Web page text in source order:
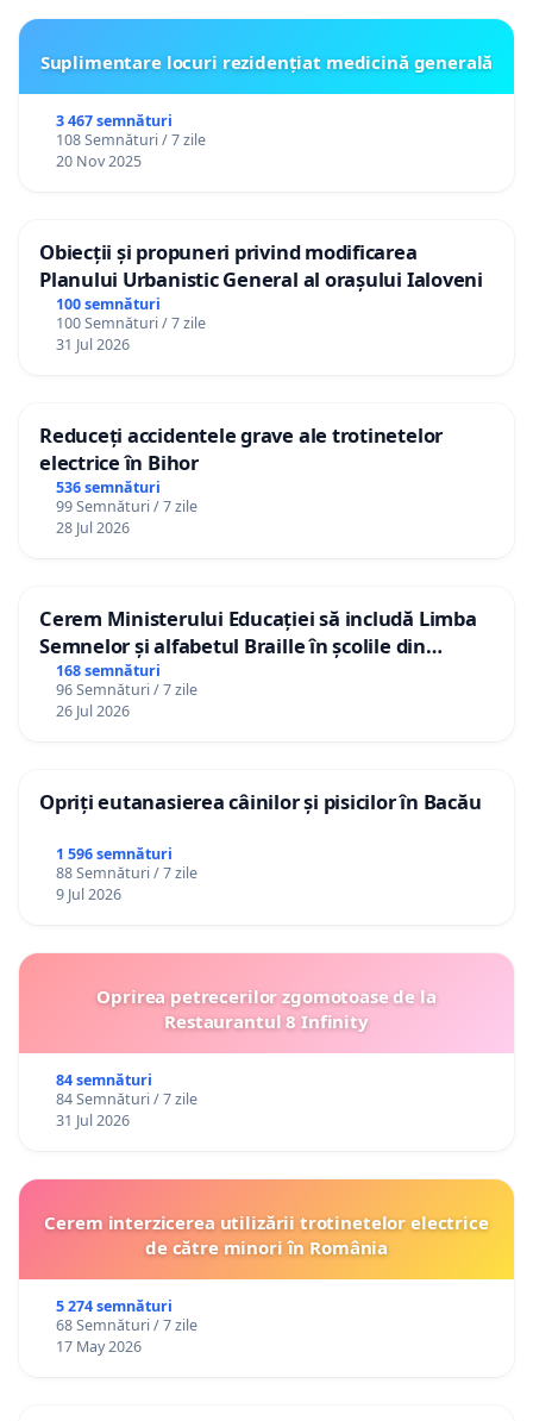
Suplimentare locuri rezidențiat medicină generală
3 467 semnături
108 Semnături / 7 zile
20 Nov 2025
Obiecții și propuneri privind modificarea
Planului Urbanistic General al orașului Ialoveni
100 semnături
100 Semnături / 7 zile
31 Jul 2026
Reduceți accidentele grave ale trotinetelor
electrice în Bihor
536 semnături
99 Semnături / 7 zile
28 Jul 2026
Cerem Ministerului Educației să includă Limba
Semnelor și alfabetul Braille în școlile din
Republica Moldova!
168 semnături
96 Semnături / 7 zile
26 Jul 2026
Opriți eutanasierea câinilor și pisicilor în Bacău
1 596 semnături
88 Semnături / 7 zile
9 Jul 2026
Oprirea petrecerilor zgomotoase de la
Restaurantul 8 Infinity
84 semnături
84 Semnături / 7 zile
31 Jul 2026
Cerem interzicerea utilizării trotinetelor electrice
de către minori în România
5 274 semnături
68 Semnături / 7 zile
17 May 2026